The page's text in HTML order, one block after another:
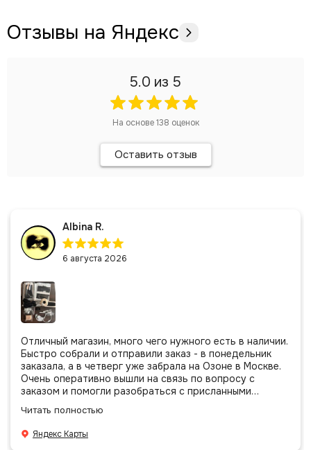
Отзывы на Яндекс
5.0 из 5
На основе138 оценок
Оставить отзыв
Albina R.
6 августа 2026
Отличный магазин, много чего нужного есть в наличии.
Быстро собрали и отправили заказ - в понедельник
заказала, а в четверг уже забрала на Озоне в Москве.
Очень оперативно вышли на связь по вопросу с
заказом и помогли разобраться с присланными
даже есть подарочек, очень приятно. Спасибо
большое команде!
Читать полностью
Яндекс Карты